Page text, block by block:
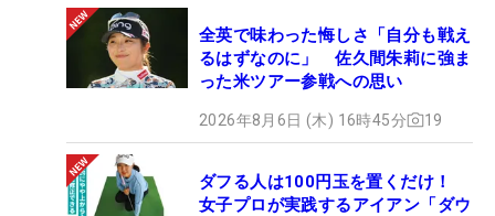
全英で味わった悔しさ「自分も戦え
るはずなのに」 佐久間朱莉に強ま
った米ツアー参戦への思い
2026年8月6日 (木) 16時45分 19
ダフる人は100円玉を置くだけ！
女子プロが実践するアイアン「ダウ